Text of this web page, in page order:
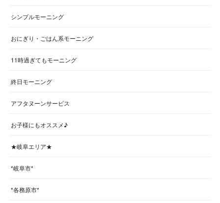
シンプルモーニング
おにぎり・ごはん系モーニング
11時過ぎてもモーニング
終日モーニング
アフタヌーンサービス
お子様にもオススメ♪
★岐阜エリア★
*岐阜市*
*各務原市*